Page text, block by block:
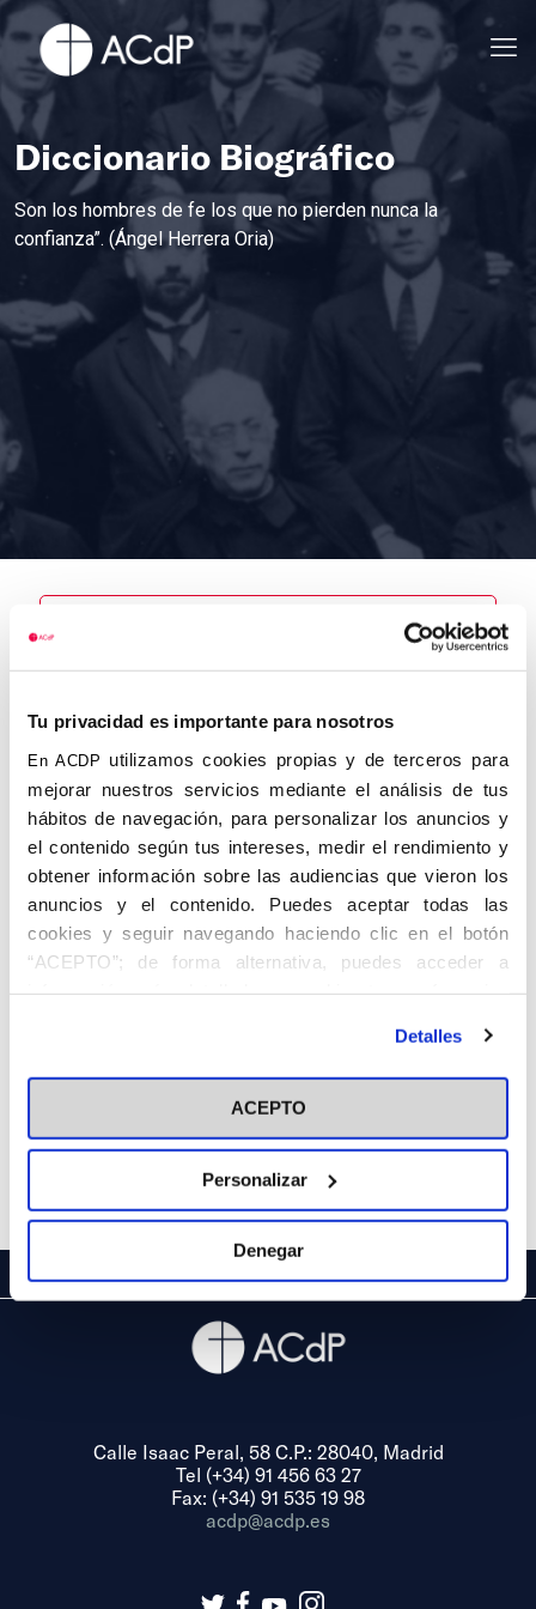
Tu privacidad es importante para nosotros
En ACDP utilizamos cookies propias y de terceros para
mejorar nuestros servicios mediante el análisis de tus
hábitos de navegación, para personalizar los anuncios y
el contenido según tus intereses, medir el rendimiento y
obtener información sobre las audiencias que vieron los
anuncios y el contenido. Puedes aceptar todas las
cookies y seguir navegando haciendo clic en el botón
“ACEPTO”; de forma alternativa, puedes acceder a
información más detallada y cambiar tus preferencias
en el botón "Personalizar". Para más información puedes
visitar nuestra Política de Cookies
Detalles
ACEPTO
Personalizar
Denegar
Diccionario Biográfico
Son los hombres de fe los que no pierden nunca la
confianza”. (Ángel Herrera Oria)
Cañellas
Rodríguez,
Rafael
Autor
Centro de
adscripción
Fecha de
nacimiento
01/01/1924
Lugar de
Fecha de
defunción
Lugar de
defunción
Calle Isaac Peral, 58 C.P.: 28040, Madrid
Tel (+34) 91 456 63 27
Fax: (+34) 91 535 19 98
acdp@acdp.es